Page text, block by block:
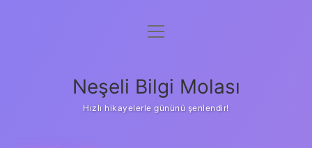
Anasayfa
Yasal Uyarı
menüyü
Neşeli Bilgi Molası
Hızlı hikayelerle gününü şenlendir!